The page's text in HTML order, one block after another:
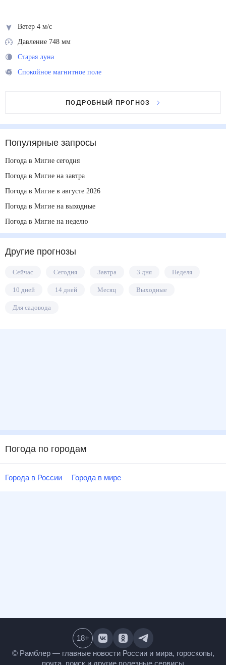
Ветер 4 м/с
Давление 748 мм
Старая луна
Спокойное магнитное поле
ПОДРОБНЫЙ ПРОГНОЗ
Популярные запросы
Погода в Мигие сегодня
Погода в Мигие на завтра
Погода в Мигие в августе 2026
Погода в Мигие на выходные
Погода в Мигие на неделю
Другие прогнозы
Сейчас Сегодня Завтра 3 дня Неделя
10 дней 14 дней Месяц Выходные
Для садовода
Погода по городам
Города в России Города в мире
© Рамблер — главные новости России и мира,
18+